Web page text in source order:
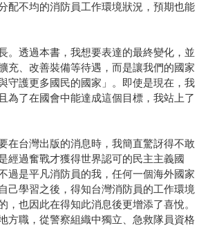
配不均的消防員工作環境狀況，預期也能
。透過本書，我想要表達的最終變化，並
充、改善裝備等待遇，而是讓我們的國家
守護更多國民的國家」。即使是現在，我
為了在國會中能達成這個目標，我站上了
在台灣出版的消息時，我簡直驚訝得不敢
經過奮戰才獲得世界認可的民主主義國
過是平凡消防員的我，任何一個海外國家
己學習之後，得知台灣消防員的工作環境
，也因此在得知此消息後更增添了喜悅。
方職，從警察組織中獨立、急救隊員資格